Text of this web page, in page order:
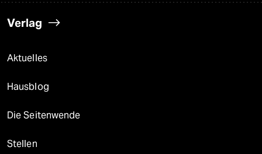
Verlag
Aktuelles
Hausblog
Die Seitenwende
Stellen